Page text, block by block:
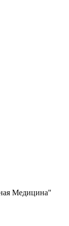
Медицина"